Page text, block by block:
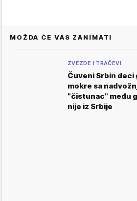
MOŽDA ĆE VAS ZANIMATI
ZVEZDE I TRAČEVI
Čuveni Srbin deci
mokre sa
"čistunac" među
nije iz Srbije